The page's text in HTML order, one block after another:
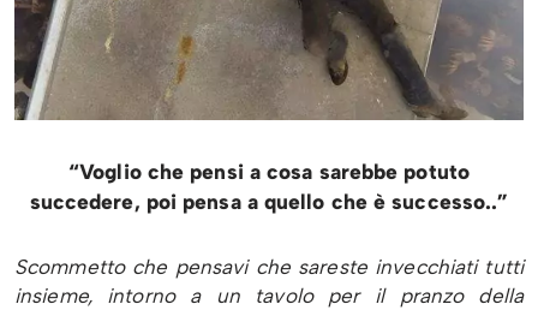
“Voglio che pensi a cosa sarebbe potuto
succedere, poi pensa a quello che è successo..”
Scommetto che pensavi che sareste invecchiati tutti
insieme, intorno a un tavolo per il pranzo della